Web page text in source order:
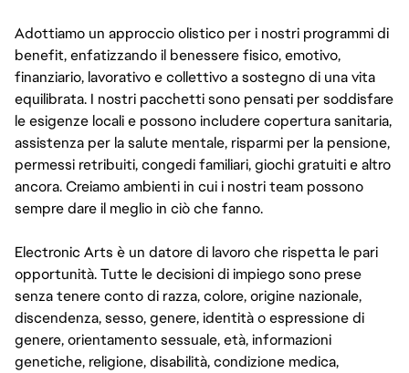
Adottiamo un approccio olistico per i nostri programmi di
benefit, enfatizzando il benessere fisico, emotivo,
finanziario, lavorativo e collettivo a sostegno di una vita
equilibrata. I nostri pacchetti sono pensati per soddisfare
le esigenze locali e possono includere copertura sanitaria,
assistenza per la salute mentale, risparmi per la pensione,
permessi retribuiti, congedi familiari, giochi gratuiti e altro
ancora. Creiamo ambienti in cui i nostri team possono
sempre dare il meglio in ciò che fanno.
Electronic Arts è un datore di lavoro che rispetta le pari
opportunità. Tutte le decisioni di impiego sono prese
senza tenere conto di razza, colore, origine nazionale,
discendenza, sesso, genere, identità o espressione di
genere, orientamento sessuale, età, informazioni
genetiche, religione, disabilità, condizione medica,